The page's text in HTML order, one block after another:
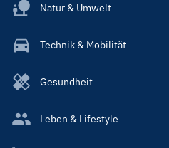
Natur & Umwelt
Technik & Mobilität
Gesundheit
Leben & Lifestyle